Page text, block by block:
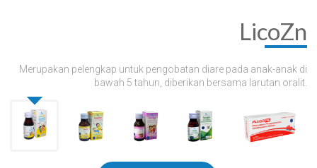
LicoZn
Merupakan pelengkap untuk pengobatan diare pada anak-anak di
bawah 5 tahun, diberikan bersama larutan oralit.